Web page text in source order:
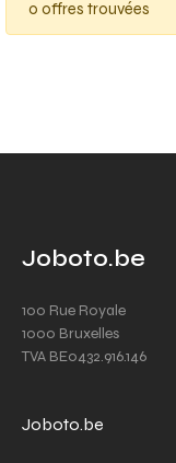
0 offres trouvées
Joboto.be
100 Rue Royale
1000 Bruxelles
TVA BE0432.916.146
Joboto.be